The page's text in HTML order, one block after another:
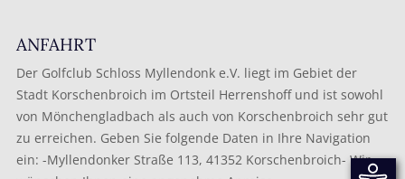
ANFAHRT
Der Golfclub Schloss Myllendonk e.V. liegt im Gebiet der
Stadt Korschenbroich im Ortsteil Herrenshoff und ist sowohl
von Mönchengladbach als auch von Korschenbroich sehr gut
zu erreichen. Geben Sie folgende Daten in Ihre Navigation
ein: -Myllendonker Straße 113, 41352 Korschenbroich- Wir